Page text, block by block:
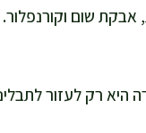
שום וקורנפלור.
המטרה היא רק לעזור